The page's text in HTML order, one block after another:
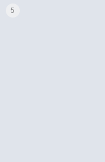
5